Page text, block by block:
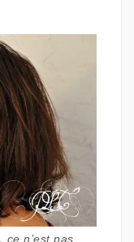
n’est pas